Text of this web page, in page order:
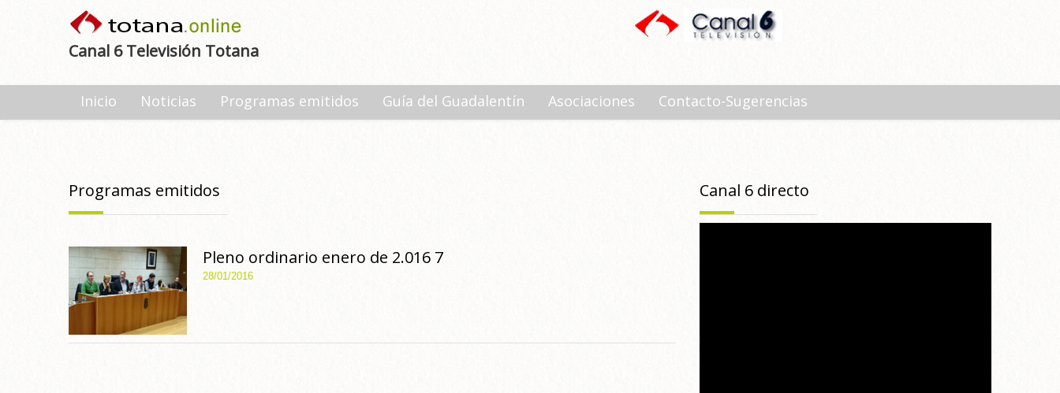
Canal 6 Televisión Totana
Inicio Noticias Programas emitidos Guía del Guadalentín Asociaciones Contacto-Sugerencias
Programas emitidos
Pleno ordinario enero de 2.016 7
28/01/2016
Canal 6 directo